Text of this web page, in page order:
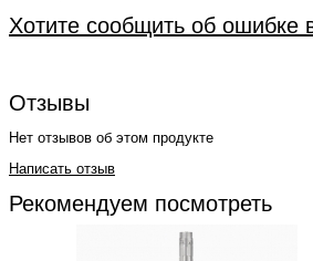
Хотите сообщить об ошибке
Отзывы
Нет отзывов об этом продукте
Написать отзыв
Рекомендуем посмотреть